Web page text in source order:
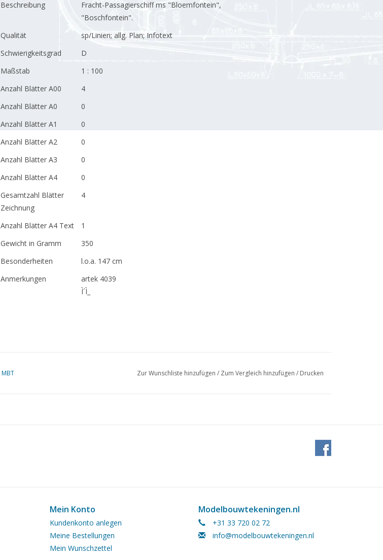
Beschreibung
Fracht-Passagierschiff ms "Bloemfontein",
"Boschfontein".
Qualität
sp/Linien; allg. Plan; Infotext
Schwierigkeitsgrad
D
Maßstab
1 : 100
Anzahl Blätter A00
4
Anzahl Blätter A0
0
Anzahl Blätter A1
0
Anzahl Blätter A2
0
Anzahl Blätter A3
0
Anzahl Blätter A4
0
Gesamtzahl Blätter
Zeichnung
4
Anzahl Blätter A4 Text
1
Gewicht in Gramm
350
Besonderheiten
l.o.a. 147 cm
Anmerkungen
artek 4039
Ì´Ì_
MBT Zur Wunschliste hinzufügen / Zum Vergleich hinzufügen / Drucken
Mein Konto
Kundenkonto anlegen
Meine Bestellungen
Mein Wunschzettel
Modelbouwtekeningen.nl
+31 33 720 02 72
info@modelbouwtekeningen.nl